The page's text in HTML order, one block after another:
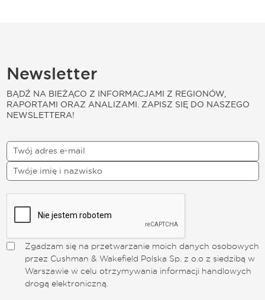
Newsletter
BĄDŹ NA BIEŻĄCO Z INFORMACJAMI Z REGIONÓW,
RAPORTAMI ORAZ ANALIZAMI. ZAPISZ SIĘ DO NASZEGO
NEWSLETTERA!
Zgadzam się na przetwarzanie moich danych osobowych
przez Cushman & Wakefield Polska Sp. z o.o z siedzibą w
Warszawie w celu otrzymywania informacji handlowych
drogą elektroniczną.